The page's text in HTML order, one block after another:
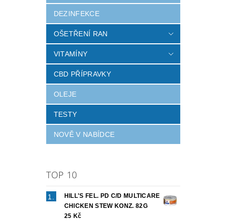
DEZINFEKCE
OŠETŘENÍ RAN
VITAMÍNY
CBD PŘÍPRAVKY
OLEJE
TESTY
NOVĚ V NABÍDCE
TOP 10
HILL'S FEL. PD C/D MULTICARE
CHICKEN STEW KONZ. 82G
25 Kč